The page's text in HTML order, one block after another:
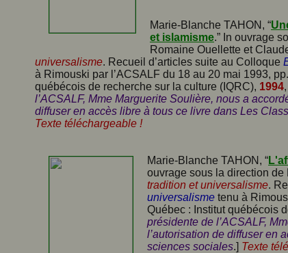
Marie-Blanche TAHON, “
et islamisme.” In ouvrage
Romaine Ouellette et
universalisme. Recueil d’articles suite au Colloque
à Rimouski par l’ACSALF du 18 au 20 mai 1993,
québécois de recherche sur la culture (IQRC), 1994
l’ACSALF, Mme Marguerite Soulière, nous a
diffuser en accès libre à tous ce livre dans Les
Texte téléchargeable !
Marie-Blanche TAHON, “
ouvrage sous la direction
tradition et universalisme.
universalisme tenu à
Québec : Institut québécois
présidente de l’ACSALF,
l’autorisation de diffuser en
sciences sociales.] Texte